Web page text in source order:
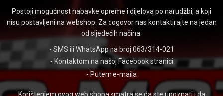
Postoji mogućnost nabavke opreme i dijelova po narudžbi, a koji
nisu postavljeni na webshop. Za dogovor nas kontaktirajte na jedan
od sljedećih načina:
- SMS ili WhatsApp na broj 063/314-021
- Kontaktom na našojFacebook stranici
- Putem e-maila
Korištenjem ovog web shopa smatra se da ste upoznati i da